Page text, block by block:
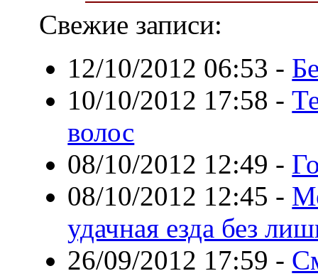
Свежие записи:
12/10/2012 06:53 -
10/10/2012 17:58 -
волос
08/10/2012 12:49 -
08/10/2012 12:45 -
удачная езда без
26/09/2012 17:59 -